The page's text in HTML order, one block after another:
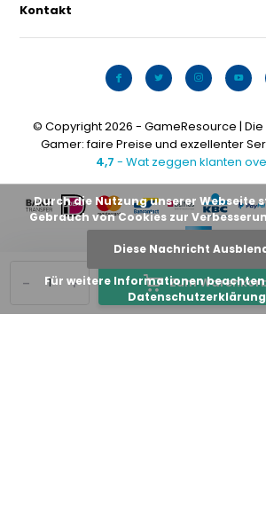
+
- Zum
Kontakt
© Copyright 2026 - GameResource |
Gamer: faire Preise und exzellenter
4,7 - Wat zeggen klanten
Durch die Nutzung unserer Webseite
Gebrauch von Cookies zur
Diese Nachricht
Für weitere Informationen